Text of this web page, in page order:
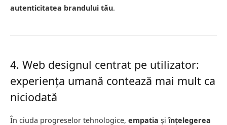
autenticitatea brandului tău
4. Web designul centrat pe utilizator:
experiența umană contează mai mult ca
niciodată
În ciuda progreselor tehnologice, empatia șiînțelegerea